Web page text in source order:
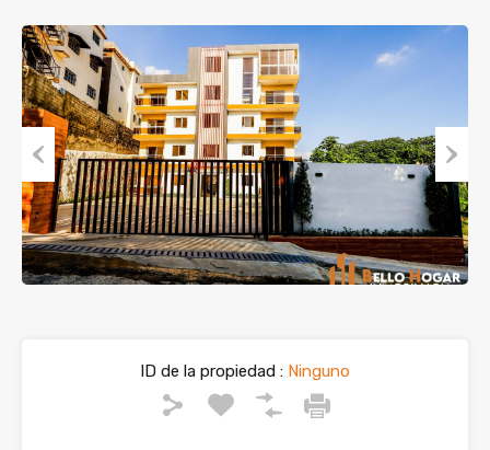
Previous Next
ID de la propiedad : Ninguno